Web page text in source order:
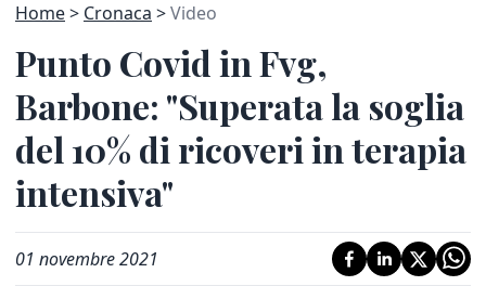
Home Cronaca Video
Punto Covid in Fvg,
Barbone: "Superata la soglia
del 10% di ricoveri in terapia
intensiva"
01 novembre 2021